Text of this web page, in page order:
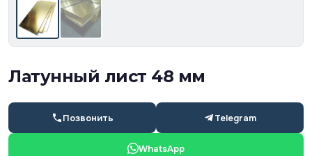
Латунный лист 48 мм
Позвонить Telegram
WhatsApp